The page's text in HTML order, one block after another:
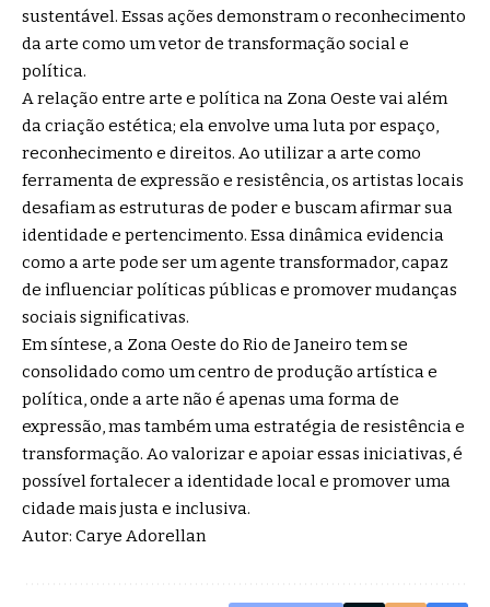
sustentável. Essas ações demonstram o reconhecimento
da arte como um vetor de transformação social e
política.
A relação entre arte e política na Zona Oeste vai além
da criação estética; ela envolve uma luta por espaço,
reconhecimento e direitos. Ao utilizar a arte como
ferramenta de expressão e resistência, os artistas locais
desafiam as estruturas de poder e buscam afirmar sua
identidade e pertencimento. Essa dinâmica evidencia
como a arte pode ser um agente transformador, capaz
de influenciar políticas públicas e promover mudanças
sociais significativas.
Em síntese, a Zona Oeste do Rio de Janeiro tem se
consolidado como um centro de produção artística e
política, onde a arte não é apenas uma forma de
expressão, mas também uma estratégia de resistência e
transformação. Ao valorizar e apoiar essas iniciativas, é
possível fortalecer a identidade local e promover uma
cidade mais justa e inclusiva.
Autor: Carye Adorellan